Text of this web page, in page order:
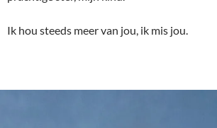
Ik hou steeds meer van jou, ik mis jou.